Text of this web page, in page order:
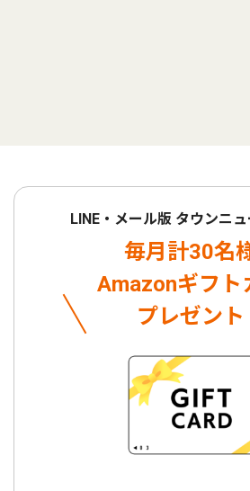
LINE・メール版 タウンニ
毎月計30名
Amazonギフト
プレゼント